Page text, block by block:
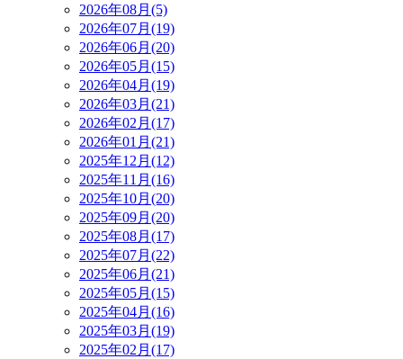
2026年08月(5)
2026年07月(19)
2026年06月(20)
2026年05月(15)
2026年04月(19)
2026年03月(21)
2026年02月(17)
2026年01月(21)
2025年12月(12)
2025年11月(16)
2025年10月(20)
2025年09月(20)
2025年08月(17)
2025年07月(22)
2025年06月(21)
2025年05月(15)
2025年04月(16)
2025年03月(19)
2025年02月(17)